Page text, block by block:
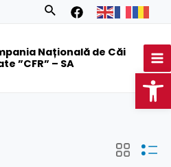
Search
Națională de Căi
”CFR” – SA